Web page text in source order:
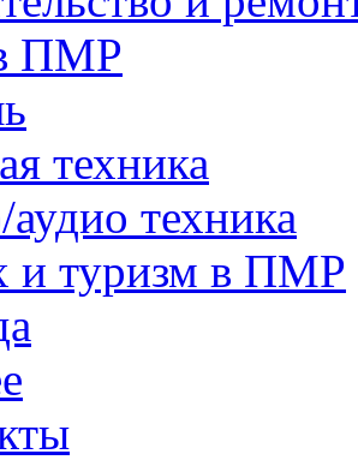
ПМР
техника
техника
и туризм в ПМР